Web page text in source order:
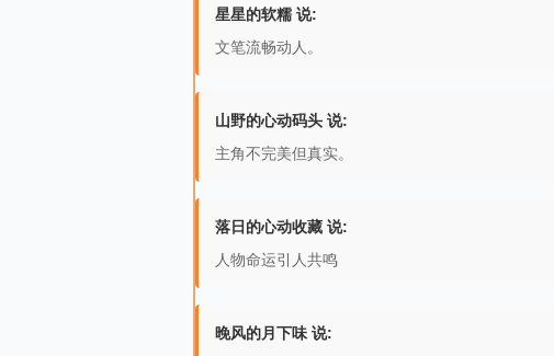
星星的软糯 说:
文笔流畅动人。
山野的心动码头 说:
主角不完美但真实。
落日的心动收藏 说:
人物命运引人共鸣
晚风的月下味 说: